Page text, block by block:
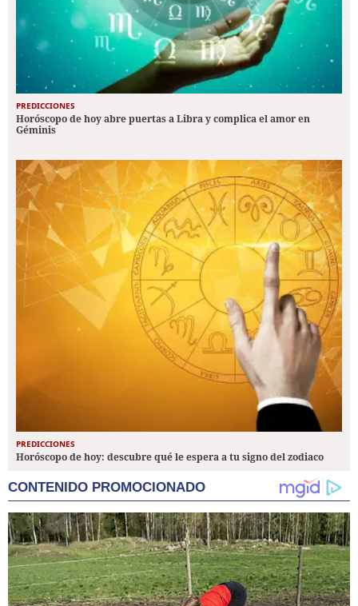
PREDICCIONES
Horóscopo de hoy abre puertas a Libra y complica el amor en
Géminis
PREDICCIONES
Horóscopo de hoy: descubre qué le espera a tu signo del zodiaco
CONTENIDO PROMOCIONADO